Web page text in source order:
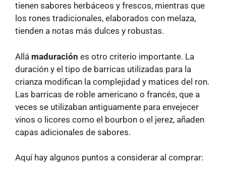
tienen sabores herbáceos y frescos, mientras que
los rones tradicionales, elaborados con melaza,
tienden a notas más dulces y robustas.
Allá maduración es otro criterio importante. La
duración y el tipo de barricas utilizadas para la
crianza modifican la complejidad y matices del ron.
Las barricas de roble americano o francés, que a
veces se utilizaban antiguamente para envejecer
vinos o licores como el bourbon o el jerez, añaden
capas adicionales de sabores.
Aquí hay algunos puntos a considerar al comprar: